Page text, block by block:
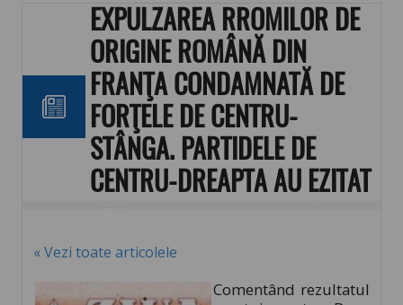
EXPULZAREA RROMILOR DE
ORIGINE ROMÂNĂ DIN
FRANŢA CONDAMNATĂ DE
FORŢELE DE CENTRU-
STÂNGA. PARTIDELE DE
CENTRU-DREAPTA AU EZITAT
« Vezi toate articolele
Comentând rezultatul